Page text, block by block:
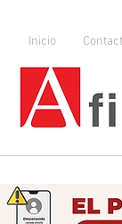
Inicio